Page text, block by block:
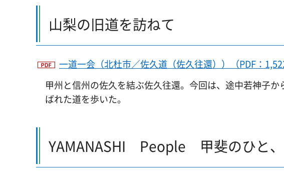
山梨の旧道を訪ねて
一道一会（北杜市／佐久道（佐久往還））（PDF：
甲州と信州の佐久を結ぶ佐久往還。今回は、途中若神子
ばれた道を歩いた。
YAMANASHI People 甲斐のひと